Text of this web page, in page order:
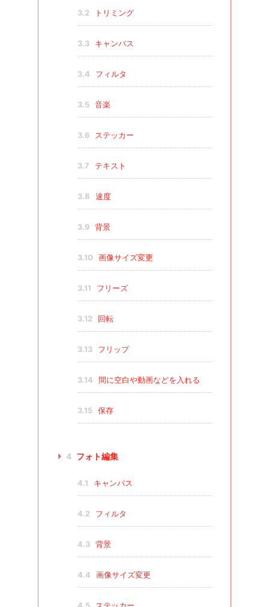
3.2 トリミング
3.3 キャンバス
3.4 フィルタ
3.5 音楽
3.6 ステッカー
3.7 テキスト
3.8 速度
3.9 背景
3.10 画像サイズ変更
3.11 フリーズ
3.12 回転
3.13 フリップ
3.14 間に空白や動画などを入れる
3.15 保存
4 フォト編集
4.1 キャンパス
4.2 フィルタ
4.3 背景
4.4 画像サイズ変更